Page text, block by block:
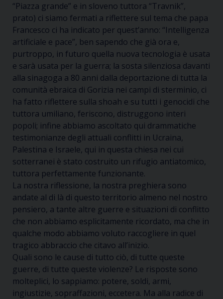
“Piazza grande” e in sloveno tuttora “Travnik”,
prato) ci siamo fermati a riflettere sul tema che papa
Francesco ci ha indicato per quest’anno: “Intelligenza
artificiale e pace”, ben sapendo che già ora e,
purtroppo, in futuro quella nuova tecnologia è usata
e sarà usata per la guerra; la sosta silenziosa davanti
alla sinagoga a 80 anni dalla deportazione di tutta la
comunità ebraica di Gorizia nei campi di sterminio, ci
ha fatto riflettere sulla shoah e su tutti i genocidi che
tuttora umiliano, feriscono, distruggono interi
popoli; infine abbiamo ascoltato qui drammatiche
testimonianze degli attuali conflitti in Ucraina,
Palestina e Israele, qui in questa chiesa nei cui
sotterranei è stato costruito un rifugio antiatomico,
tuttora perfettamente funzionante.
La nostra riflessione, la nostra preghiera sono
andate al di là di questo territorio almeno nel nostro
pensiero, a tante altre guerre e situazioni di conflitto
che non abbiamo esplicitamente ricordato, ma che in
qualche modo abbiamo voluto raccogliere in quel
tragico abbraccio che citavo all’inizio.
Quali sono le cause di tutto ciò, di tutte queste
guerre, di tutte queste violenze? Le risposte sono
molteplici, lo sappiamo: potere, soldi, armi,
ingiustizie, sopraffazioni, eccetera. Ma alla radice di